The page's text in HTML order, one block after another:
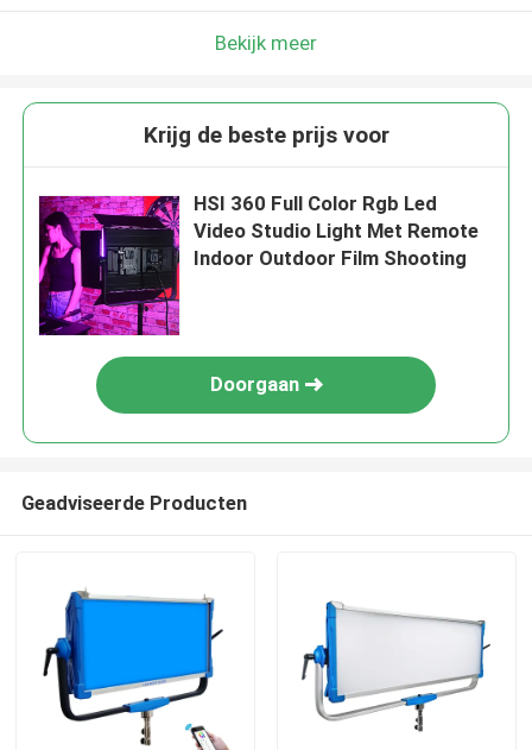
Bekijk meer
Krijg de beste prijs voor
HSI 360 Full Color Rgb Led
Video Studio Light Met Remote
Indoor Outdoor Film Shooting
Doorgaan
Geadviseerde Producten